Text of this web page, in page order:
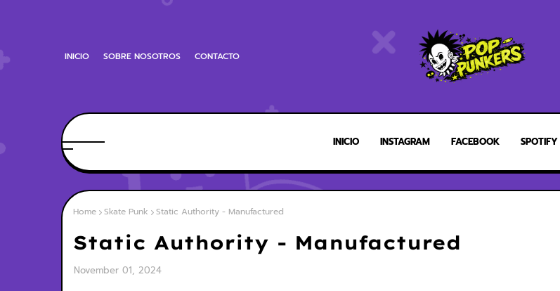
INICIO SOBRE NOSOTROS CONTACTO
INICIO INSTAGRAM FACEBOOK SPOTIFY
Home Skate Punk Static Authority - Manufactured
Static Authority - Manufactured
November 01, 2024